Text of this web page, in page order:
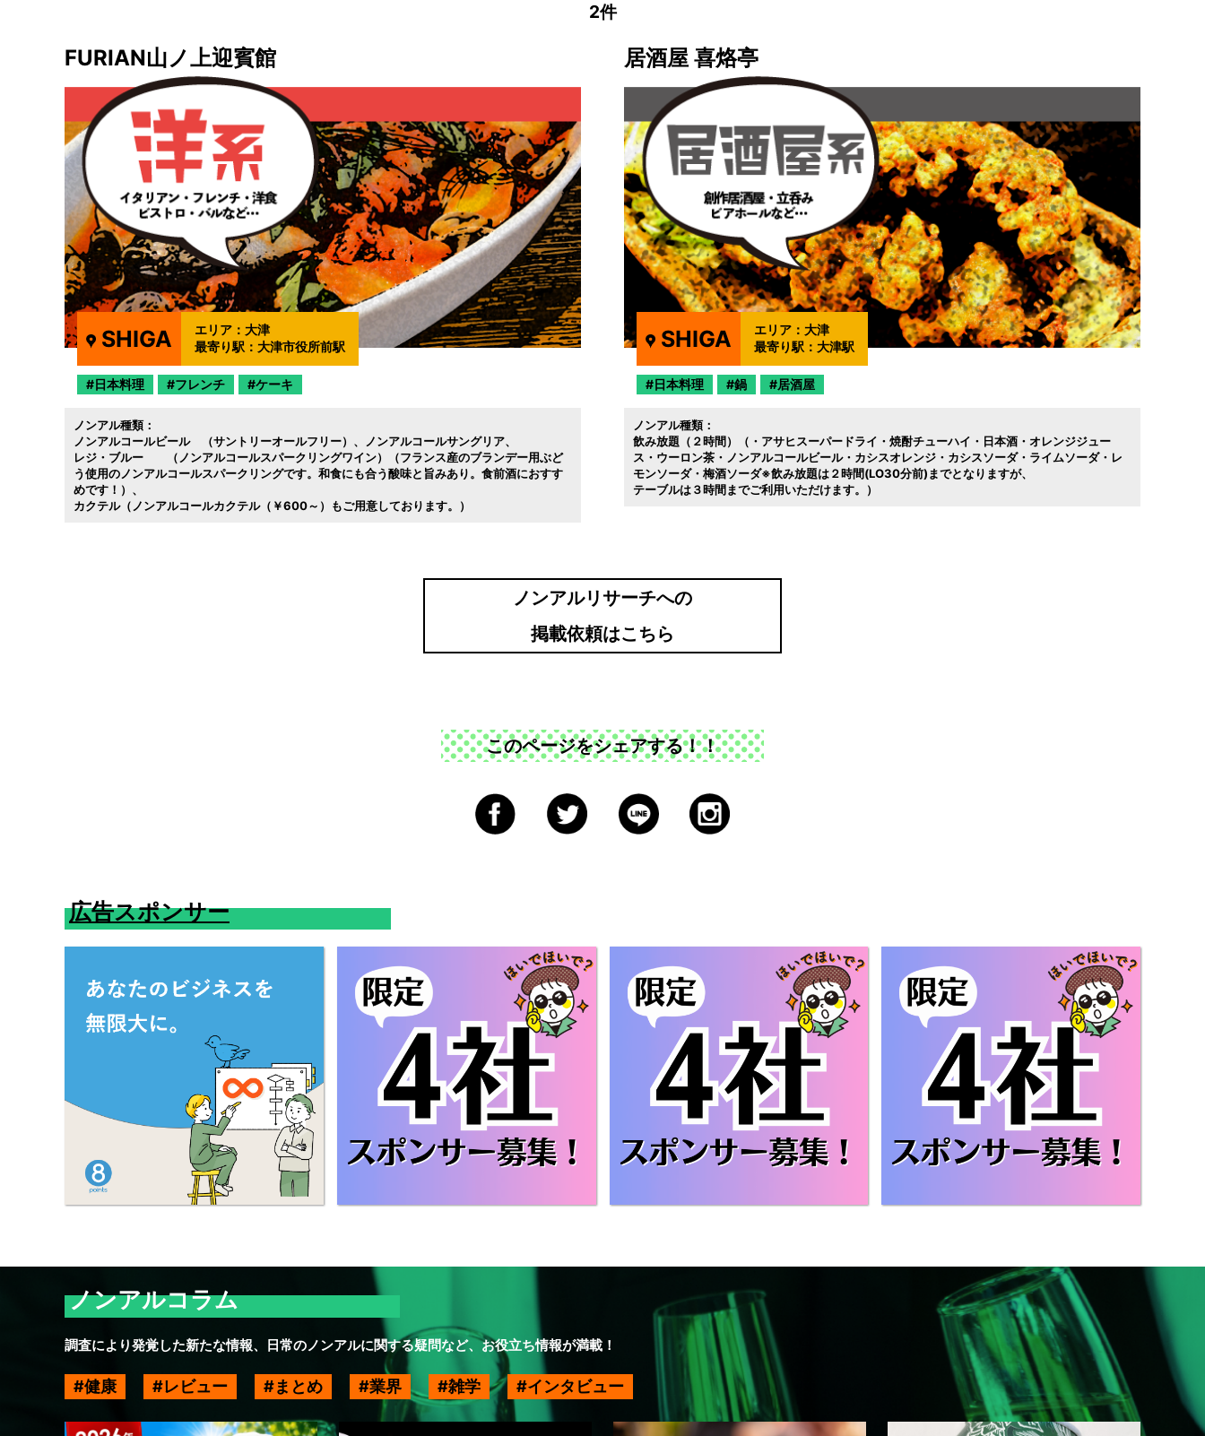
2件
FURIAN山ノ上迎賓館
SHIGA エリア： 大津
最寄り駅： 大津市役所前駅
日本料理 フレンチ ケーキ
ノンアル種類：
ノンアルコールビール （サントリーオールフリー）
ノンアルコールサングリア
レジ・ブルー （ノンアルコールスパークリングワイン）（フランス産のブランデー用ぶど
う使用のノンアルコールスパークリングです。和食にも合う酸味と旨みあり。食前酒におすす
めです！）
カクテル（ノンアルコールカクテル（￥600～）もご用意しております。）
居酒屋 喜烙亭
SHIGA エリア： 大津
最寄り駅： 大津駅
日本料理 鍋 居酒屋
ノンアル種類：
飲み放題（２時間）（・アサヒスーパードライ・焼酎チューハイ・日本酒・オレンジジュー
ス・ウーロン茶・ノンアルコールビール・カシスオレンジ・カシスソーダ・ライムソーダ・レ
モンソーダ・梅酒ソーダ※飲み放題は２時間(LO30分前)までとなりますが
テーブルは３時間までご利用いただけます。）
ノンアルリサーチへの
掲載依頼はこちら
このページをシェアする！！
広告スポンサー
ノンアルコラム
調査により発覚した新たな情報、日常のノンアルに関する疑問など、お役立ち情報が満載！
健康 レビュー まとめ 業界 雑学 インタビュー